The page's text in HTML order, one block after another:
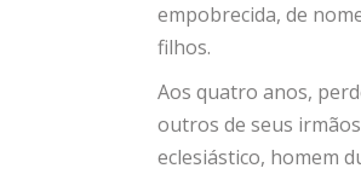
empobrecida, de
filhos.
Aos quatro anos,
outros de seus
eclesiástico, homem